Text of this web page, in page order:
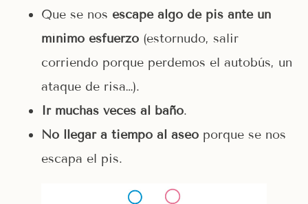
Que se nos escape algo de pis ante un
mínimo esfuerzo (estornudo, salir
corriendo porque perdemos el autobús, un
ataque de risa…).
Ir muchas veces al baño.
No llegar a tiempo al aseo porque se nos
escapa el pis.